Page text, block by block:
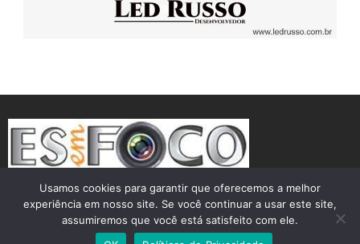
Usamos cookies para garantir que oferecemos a melhor
experiência em nosso site. Se você continuar a usar este site,
assumiremos que você está satisfeito com ele.